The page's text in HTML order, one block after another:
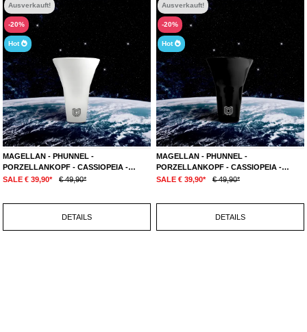
Ausverkauft!
-20%
Hot
MAGELLAN - PHUNNEL -
PORZELLANKOPF - CASSIOPEIA -
WEISS
SALE € 39,90* € 49,90*
DETAILS
Ausverkauft!
-20%
Hot
MAGELLAN - PHUNNEL -
PORZELLANKOPF - CASSIOPEIA -
SCHWARZ
SALE € 39,90* € 49,90*
DETAILS